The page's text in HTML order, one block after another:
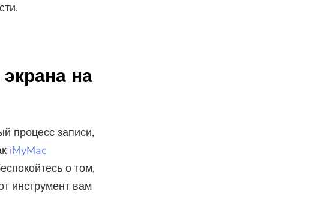
на
процесс записи,
iMyMac
о том,
инструмент вам